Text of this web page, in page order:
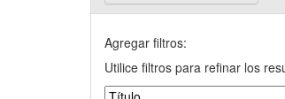
Agregar filtros:
Utilice filtros para refinar los